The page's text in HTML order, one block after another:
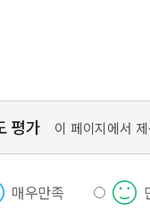
평가 이 페이지에서
매우만족